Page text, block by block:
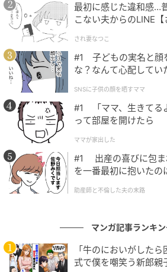
「全額オレが払うって言ったよね
旅行なんて聞いたことないわ！ こ
思わなかった」と伝え、離婚を宣
との関係を絶つと言い残し、ひと
た。
結局、足りなかったお金は、義両
た予備費や、銀行口座にあった老
支払う事態になったそう。そして
収入に頼れなくなったことで生活
めて実家に戻ることになったとの
一方、私は離婚後、念願の海外旅
◇ ◇ ◇
最初に感じた違和感…
こない夫からのLINE【
され妻なつこ
#1 子どもの実名と顔
な？なんて心配してい
SNSに子供の顔を晒すママ
#1 「ママ、生きてる
って部屋を開けたら
ママが家出した
#1 出産の喜びに包ま
を一番最初に抱いたの
助産師と不倫した夫の末路
マンガ記事ランキ
「牛のにおいがした
式で僕を嘲笑う新郎